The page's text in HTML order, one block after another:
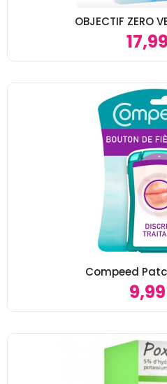
OBJECTIF ZERO
Compeed